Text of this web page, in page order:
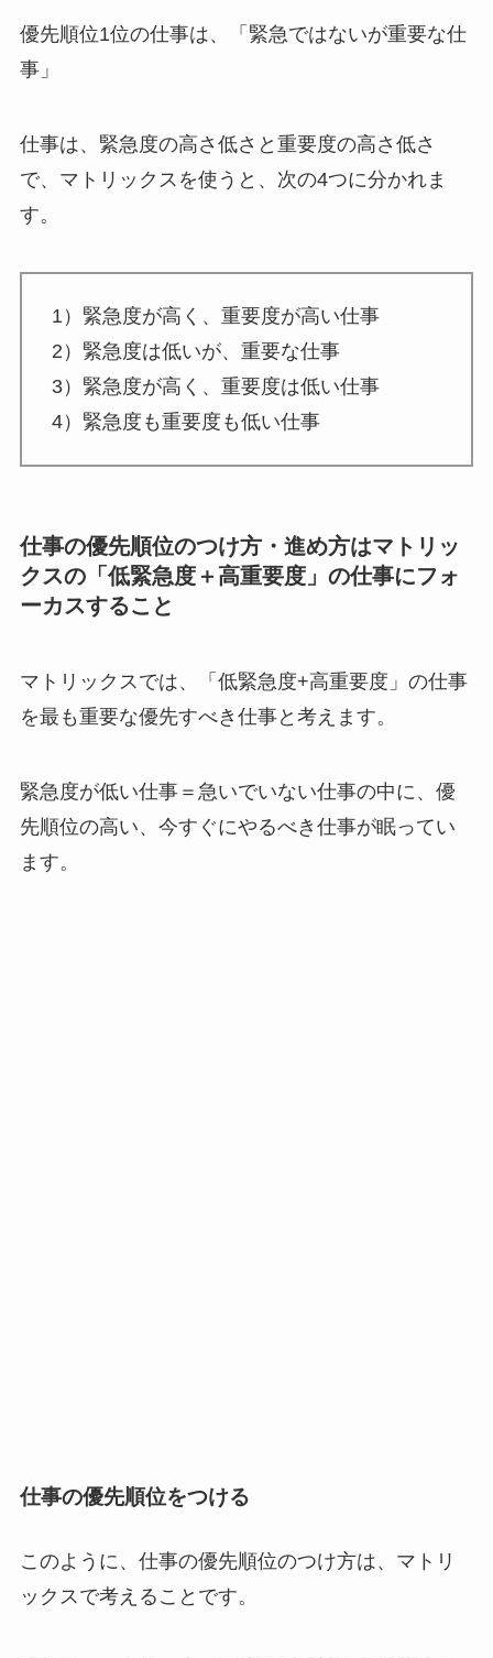
優先順位1位の仕事は、「緊急ではないが重要な仕
事」
仕事は、緊急度の高さ低さと重要度の高さ低さ
で、マトリックスを使うと、次の4つに分かれま
す。
1）緊急度が高く、重要度が高い仕事
2）緊急度は低いが、重要な仕事
3）緊急度が高く、重要度は低い仕事
4）緊急度も重要度も低い仕事
仕事の優先順位のつけ方・進め方はマトリッ
クスの「低緊急度＋高重要度」の仕事にフォ
ーカスすること
マトリックスでは、「低緊急度+高重要度」の仕事
を最も重要な優先すべき仕事と考えます。
緊急度が低い仕事＝急いでいない仕事の中に、優
先順位の高い、今すぐにやるべき仕事が眠ってい
ます。
仕事の優先順位をつける
このように、仕事の優先順位のつけ方は、マトリ
ックスで考えることです。